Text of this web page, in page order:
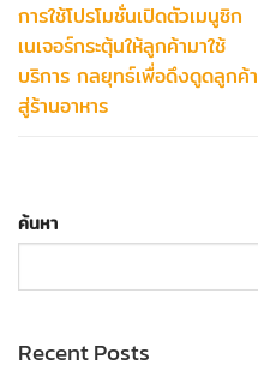
การใช้โปรโมชั่นเปิดตัวเมนูซิก
เนเจอร์กระตุ้นให้ลูกค้ามาใช้
บริการ กลยุทธ์เพื่อดึงดูดลูกค้า
สู่ร้านอาหาร
ค้นหา
Recent Posts